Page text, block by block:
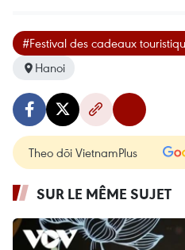
#Festival des cadeaux
Hanoi
Theo dõi VietnamPlus
SUR LE MÊME SUJET